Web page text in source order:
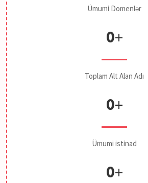
Ümumi Domenlər
0+
Toplam Alt Alan Adı
0+
Ümumi istinad
0+